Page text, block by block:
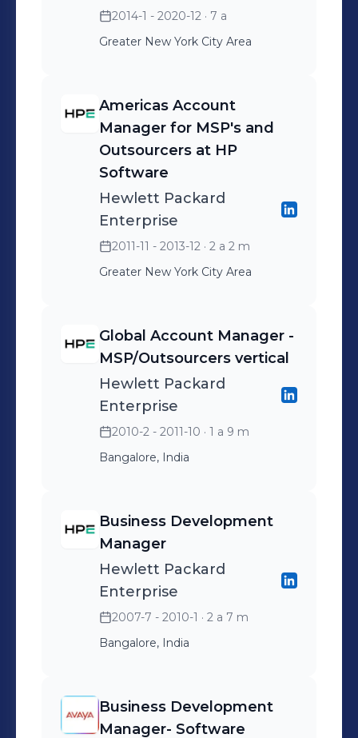
2014-1 - 2020-12 · 7 a
Greater New York City Area
Americas Account
Manager for MSP's and
Outsourcers at HP
Software
Hewlett Packard
Enterprise
2011-11 - 2013-12 · 2 a 2 m
Greater New York City Area
Global Account Manager -
MSP/Outsourcers vertical
Hewlett Packard
Enterprise
2010-2 - 2011-10 · 1 a 9 m
Bangalore, India
Business Development
Manager
Hewlett Packard
Enterprise
2007-7 - 2010-1 · 2 a 7 m
Bangalore, India
Business Development
Manager- Software